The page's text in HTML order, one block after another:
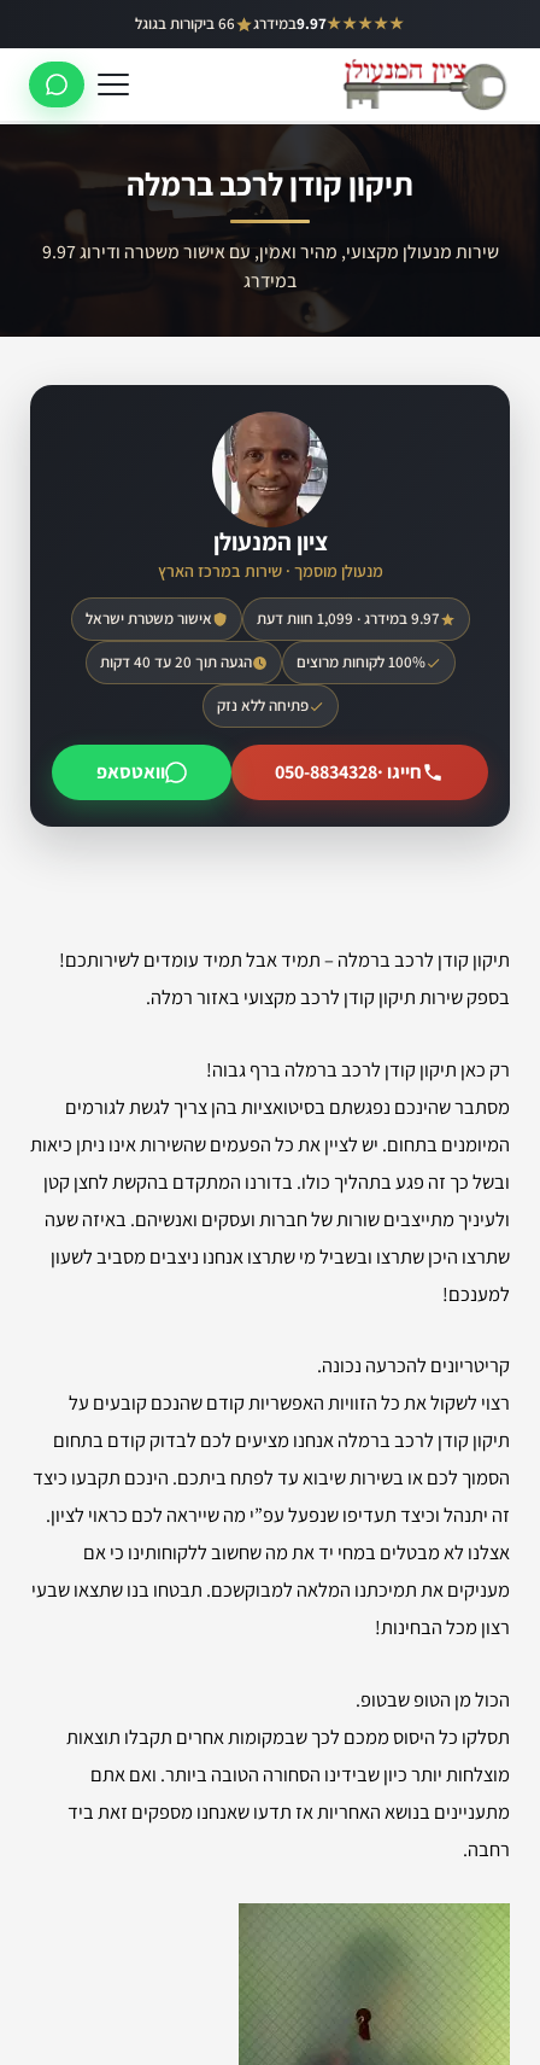
לתוכן
★★★★★
9.97במידרג 66 ביקורות בגוגל באר יעקב
ראשון לציון
רמלה
תיקון קודן לרכב ברמלה
שירות מנעולן מקצועי, מהיר ואמין, עם אישור משטרה ודירוג 9.97
במידרג
ציון המנעולן
מנעולן מוסמך · שירות במרכז הארץ
9.97 במידרג · 1,099 חוות דעת אישור משטרת ישראל
100% לקוחות מרוצים הגעה תוך 20 עד 40 דקות
פתיחה ללא נזק
חייגו ·050-8834328 וואטסאפ
תיקון קודן לרכב ברמלה – תמיד אבל תמיד עומדים לשירותכם!
בספק שירות תיקון קודן לרכב מקצועי באזור רמלה.
רק כאן תיקון קודן לרכב ברמלה ברף גבוה!
מסתבר שהינכם נפגשתם בסיטואציות בהן צריך לגשת לגורמים
המיומנים בתחום. יש לציין את כל הפעמים שהשירות אינו ניתן כיאות
ובשל כך זה פגע בתהליך כולו. בדורנו המתקדם בהקשת לחצן קטן
ולעיניך מתייצבים שורות של חברות ועסקים ואנשיהם. באיזה שעה
שתרצו היכן שתרצו ובשביל מי שתרצו אנחנו ניצבים מסביב לשעון
למענכם!
קריטריונים להכרעה נכונה.
רצוי לשקול את כל הזוויות האפשריות קודם שהנכם קובעים על
תיקון קודן לרכב ברמלה אנחנו מציעים לכם לבדוק קודם בתחום
הסמוך לכם או בשירות שיבוא עד לפתח ביתכם. הינכם תקבעו כיצד
זה יתנהל וכיצד תעדיפו שנפעל עפ”י מה שייראה לכם כראוי לציון.
אצלנו לא מבטלים במחי יד את מה שחשוב ללקוחותינו כי אם
מעניקים את תמיכתנו המלאה למבוקשכם. תבטחו בנו שתצאו שבעי
רצון מכל הבחינות!
הכול מן הטופ שבטופ.
תסלקו כל היסוס ממכם לכך שבמקומות אחרים תקבלו תוצאות
מוצלחות יותר כיון שבידינו הסחורה הטובה ביותר. ואם אתם
מתעניינים בנושא האחריות אז תדעו שאנחנו מספקים זאת ביד
רחבה.